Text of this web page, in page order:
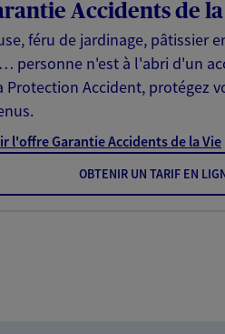
Accidents de
féru de jardinage, pâtissier
personne n'est à l'abri d'un
Protection Accident, protégez
l'offre Garantie Accidents de la Vie
OBTENIR UN TARIF EN